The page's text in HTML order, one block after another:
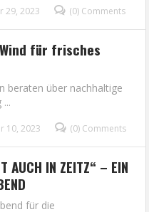
29, 2023 (0) Comments
für frisches
beraten über nachhaltige
10, 2023 (0) Comments
AUCH IN ZEITZ“ – EIN
für die